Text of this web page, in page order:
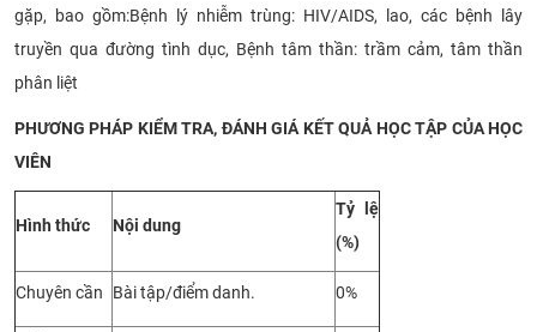
gặp, bao gồm:Bệnh lý nhiễm trùng: HIV/AIDS, lao, các bệnh lây
truyền qua đường tình dục, Bệnh tâm thần: trầm cảm, tâm thần
phân liệt
PHƯƠNG PHÁP KIỂM TRA, ĐÁNH GIÁ KẾT QUẢ HỌC TẬP CỦA HỌC
VIÊN
Hình thức Nội dung
Tỷ lệ
(%)
Chuyên cần Bài tập/điểm danh. 0%